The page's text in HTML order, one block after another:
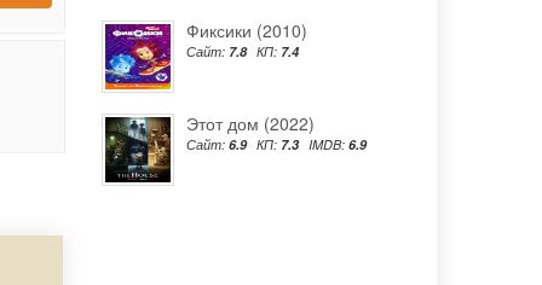
Фиксики (2010)
Сайт: 7.8 КП: 7.4
Этот дом (2022)
Сайт: 6.9 КП: 7.3 IMDB: 6.9